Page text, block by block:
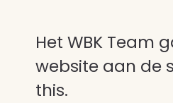
Het WBK Team
website aan de
this.